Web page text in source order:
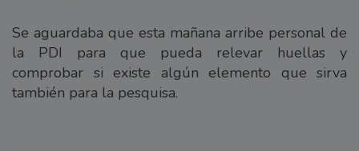
Se aguardaba que esta mañana arribe personal de
la PDI para que pueda relevar huellas y
comprobar si existe algún elemento que sirva
también para la pesquisa.